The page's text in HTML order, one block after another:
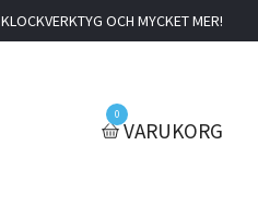
OCH MYCKET MER!
0
VARUKORG